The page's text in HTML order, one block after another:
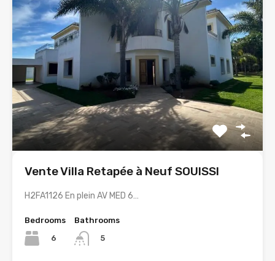
Vente Villa Retapée à Neuf SOUISSI
H2FA1126 En plein AV MED 6…
Bedrooms
6
Bathrooms
5